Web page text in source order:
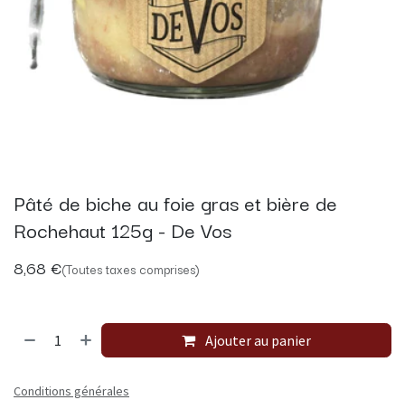
Pâté de biche au foie gras et bière de
Rochehaut 125g - De Vos
8,68 €(Toutes taxes comprises)
Ajouter au panier
Conditions générales